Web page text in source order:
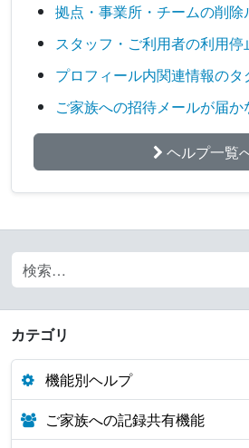
Search for:
カテゴリ
機能別ヘルプ
ご家族への記録共有機能
拠点・事業所・チームの削除
スタッフ・ご利用者の利用停
プロフィール内関連情報の
ご家族への招待メールが届か
ヘルプ一覧